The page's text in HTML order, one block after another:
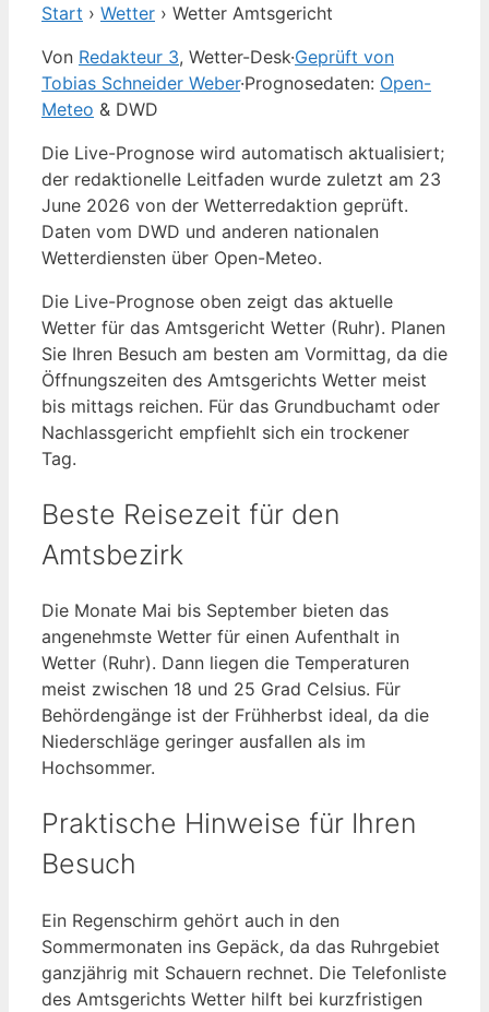
Start › Wetter › Wetter Amtsgericht
Von Redakteur 3, Wetter-Desk·Geprüft von
Tobias Schneider Weber·Prognosedaten: Open-
Meteo & DWD
Die Live-Prognose wird automatisch aktualisiert;
der redaktionelle Leitfaden wurde zuletzt am 23
June 2026 von der Wetterredaktion geprüft.
Daten vom DWD und anderen nationalen
Wetterdiensten über Open-Meteo.
Die Live-Prognose oben zeigt das aktuelle
Wetter für das Amtsgericht Wetter (Ruhr). Planen
Sie Ihren Besuch am besten am Vormittag, da die
Öffnungszeiten des Amtsgerichts Wetter meist
bis mittags reichen. Für das Grundbuchamt oder
Nachlassgericht empfiehlt sich ein trockener
Tag.
Beste Reisezeit für den
Amtsbezirk
Die Monate Mai bis September bieten das
angenehmste Wetter für einen Aufenthalt in
Wetter (Ruhr). Dann liegen die Temperaturen
meist zwischen 18 und 25 Grad Celsius. Für
Behördengänge ist der Frühherbst ideal, da die
Niederschläge geringer ausfallen als im
Hochsommer.
Praktische Hinweise für Ihren
Besuch
Ein Regenschirm gehört auch in den
Sommermonaten ins Gepäck, da das Ruhrgebiet
ganzjährig mit Schauern rechnet. Die Telefonliste
des Amtsgerichts Wetter hilft bei kurzfristigen